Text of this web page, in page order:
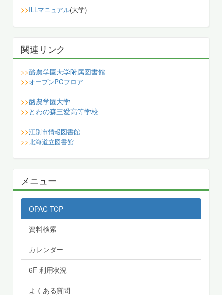
>>ILLマニュアル(大学)
関連リンク
>>酪農学園大学附属図書館
>>オープンPCフロア
>>酪農学園大学
>> とわの森三愛高等学校
>>江別市情報図書館
>>北海道立図書館
メニュー
OPAC TOP
資料検索
カレンダー
6F 利用状況
よくある質問